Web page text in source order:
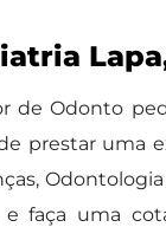
de Odonto
prestar uma
e faça uma